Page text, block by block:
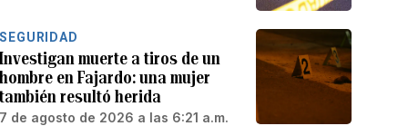
SEGURIDAD
Investigan muerte a tiros de un
hombre en Fajardo: una mujer
también resultó herida
7 de agosto de 2026 a las 6:21 a.m.